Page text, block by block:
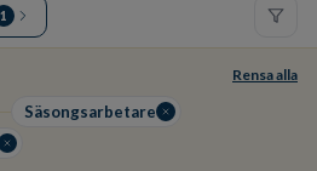
1
Rensa alla
Säsongsarbetare